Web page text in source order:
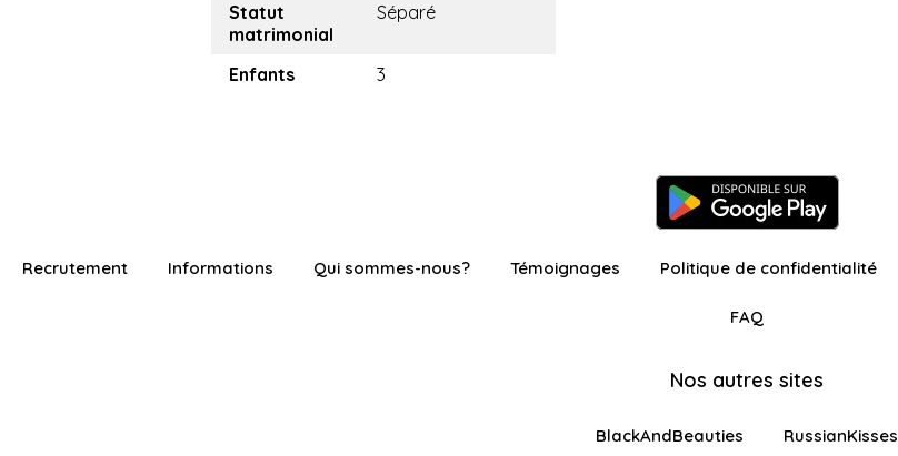
Statut
matrimonial
Séparé
Enfants 3
Recrutement Informations Qui sommes-nous? Témoignages Politique de confidentialité
FAQ
Nos autres sites
BlackAndBeauties RussianKisses